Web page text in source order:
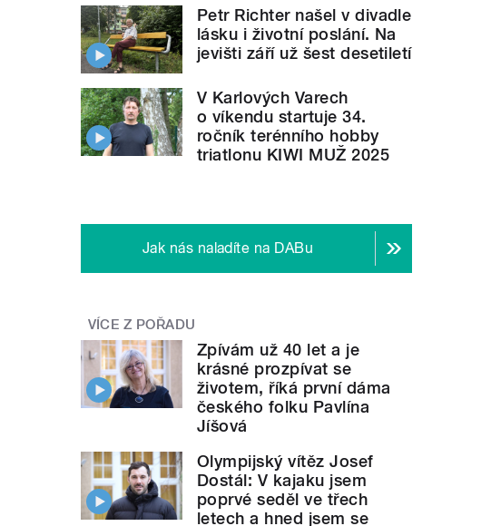
Petr Richter našel v divadle
lásku i životní poslání. Na
jevišti září už šest desetiletí
V Karlových Varech
o víkendu startuje 34.
ročník terénního hobby
triatlonu KIWI MUŽ 2025
Jak nás naladíte na DABu
VÍCE Z POŘADU
Zpívám už 40 let a je
krásné prozpívat se
životem, říká první dáma
českého folku Pavlína
Jíšová
Olympijský vítěz Josef
Dostál: V kajaku jsem
poprvé seděl ve třech
letech a hned jsem se